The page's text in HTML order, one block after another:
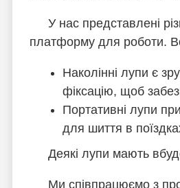
У нас представлені
платформу для роботи.
Наколінні лупи є
фіксацію, щоб
Портативні лупи
для шиття в
Деякі лупи мають
Ми співпрацюємо з